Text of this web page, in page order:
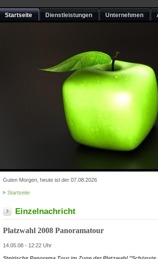
Startseite Dienstleistungen Unternehmen
Guten Morgen, heute ist der 07.08.2026
Startseite
Einzelnachricht
Platzwahl 2008 Panoramatour
14.05.08 - 12:22 Uhr